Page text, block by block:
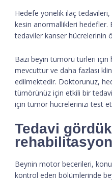
Hedefe yönelik ilaç
kesin anormallikleri hedefler.
tedaviler kanser hücrelerinin
Bazı beyin tümörü türleri için
mevcuttur ve daha fazlası
edilmektedir. Doktorunuz,
tümörünüz için etkili bir
için tümör hücrelerinizi test
Tedavi
rehabilitasyon
Beynin motor becerileri,
kontrol eden bölümlerinde